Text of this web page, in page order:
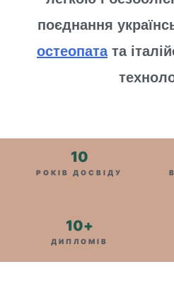
поєднання
остеопатата
РОКІВ ДОСВІДУ
10
ДИПЛОМІВ
10+